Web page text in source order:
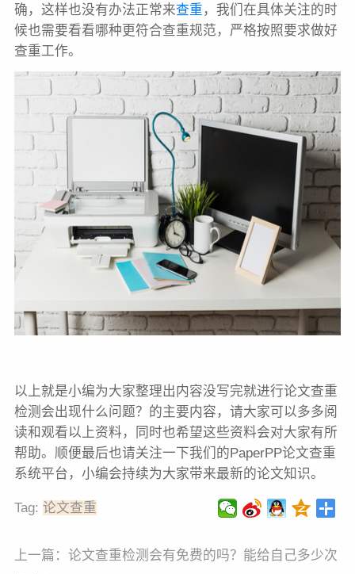
确，这样也没有办法正常来查重 ，我们在具体关注的时
候也需要看看哪种更符合查重规范，严格按照要求做好
查重工作。
以上就是小编为大家整理出内容没写完就进行论文查重
检测会出现什么问题？的主要内容，请大家可以多多阅
读和观看以上资料，同时也希望这些资料会对大家有所
帮助。顺便最后也请关注一下我们的PaperPP论文查重
系统平台，小编会持续为大家带来最新的论文知识。
Tag: 论文查重
上一篇： 论文查重检测会有免费的吗？能给自己多少次